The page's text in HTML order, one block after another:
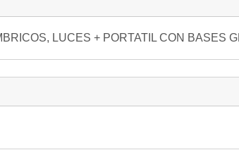
LUCES + PORTATIL CON BASES